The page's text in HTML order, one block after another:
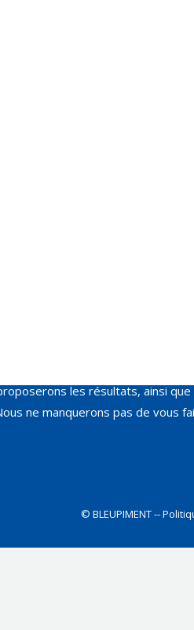
les résultats, ainsi que
ne manquerons pas de vous
© BLEUPIMENT--